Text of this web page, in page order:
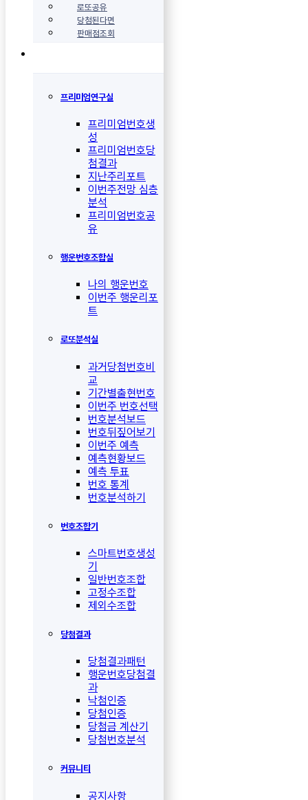
로또공유
당첨된다면
판매점조회
프리미엄연구실
프리미엄번호생
성
프리미엄번호당
첨결과
지난주리포트
이번주전망 심층
분석
프리미엄번호공
유
행운번호조합실
나의 행운번호
이번주 행운리포
트
로또분석실
과거당첨번호비
교
기간별출현번호
이번주 번호선택
번호분석보드
번호뒤짚어보기
이번주 예측
예측현황보드
예측 투표
번호 통계
번호분석하기
번호조합기
스마트번호생성
기
일반번호조합
고정수조합
제외수조합
당첨결과
당첨결과패턴
행운번호당첨결
과
낙첨인증
당첨인증
당첨금 계산기
당첨번호분석
커뮤니티
공지사항